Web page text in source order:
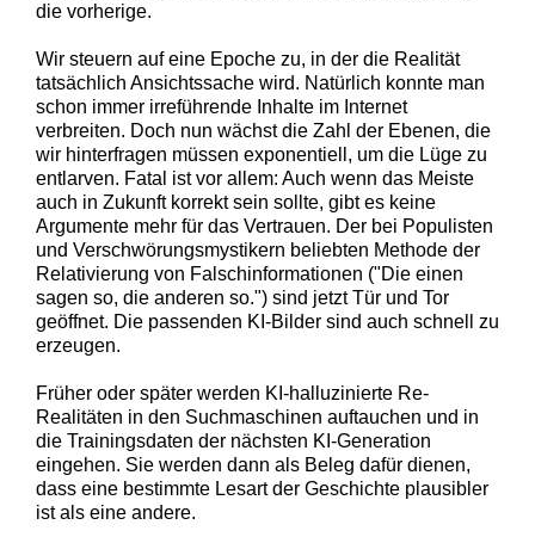
die vorherige.
Wir steuern auf eine Epoche zu, in der die Realität
tatsächlich Ansichtssache wird. Natürlich konnte man
schon immer irreführende Inhalte im Internet
verbreiten. Doch nun wächst die Zahl der Ebenen, die
wir hinterfragen müssen exponentiell, um die Lüge zu
entlarven. Fatal ist vor allem: Auch wenn das Meiste
auch in Zukunft korrekt sein sollte, gibt es keine
Argumente mehr für das Vertrauen. Der bei Populisten
und Verschwörungsmystikern beliebten Methode der
Relativierung von Falschinformationen ("Die einen
sagen so, die anderen so.") sind jetzt Tür und Tor
geöffnet. Die passenden KI-Bilder sind auch schnell zu
erzeugen.
Früher oder später werden KI-halluzinierte Re-
Realitäten in den Suchmaschinen auftauchen und in
die Trainingsdaten der nächsten KI-Generation
eingehen. Sie werden dann als Beleg dafür dienen,
dass eine bestimmte Lesart der Geschichte plausibler
ist als eine andere.